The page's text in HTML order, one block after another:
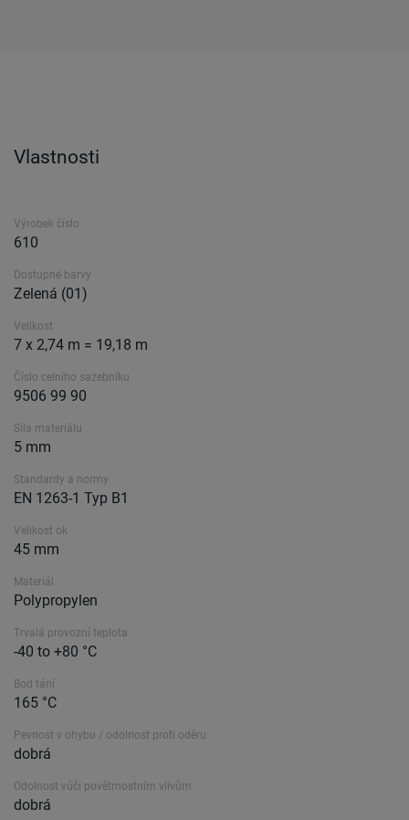
Vlastnosti
Výrobek číslo
610
Dostupné barvy
Zelená (01)
Velikost
7 x 2,74 m = 19,18 m
Číslo celního sazebníku
9506 99 90
Síla materiálu
5 mm
Standardy a normy
EN 1263-1 Typ B1
Velikost ok
45 mm
Materiál
Polypropylen
Trvalá provozní teplota
-40 to +80 °C
Bod tání
165 °C
Pevnost v ohybu / odolnost proti oděru
dobrá
Odolnost vůči povětrnostním vlivům
dobrá